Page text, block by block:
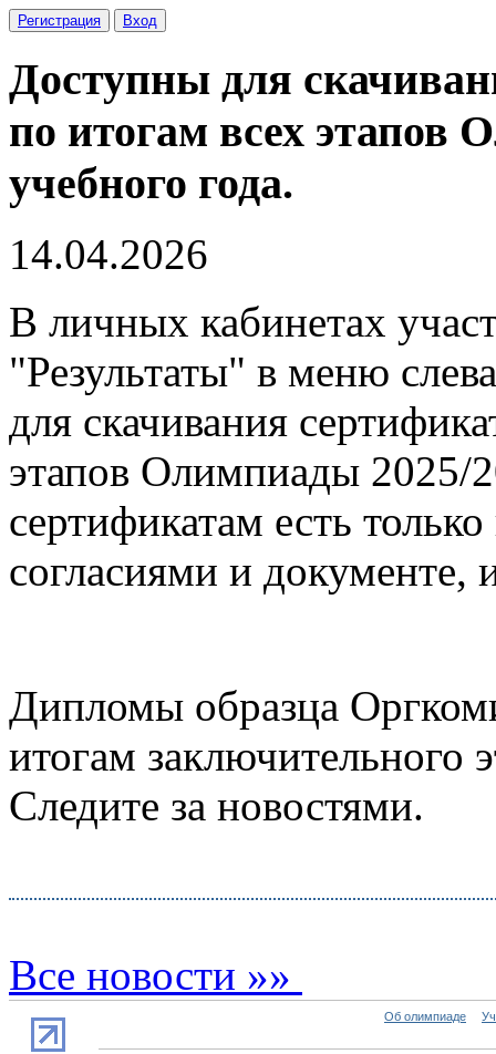
Регистрация Вход
Доступны для
по итогам всех этапов
учебного года.
14.04.2026
В личных кабинетах
"Результаты" в меню
для скачивания
этапов Олимпиады 2025/
сертификатам есть
согласиями и
Дипломы образца
итогам заключительного
Следите за новостями.
Все новости »»
Об олимпиаде